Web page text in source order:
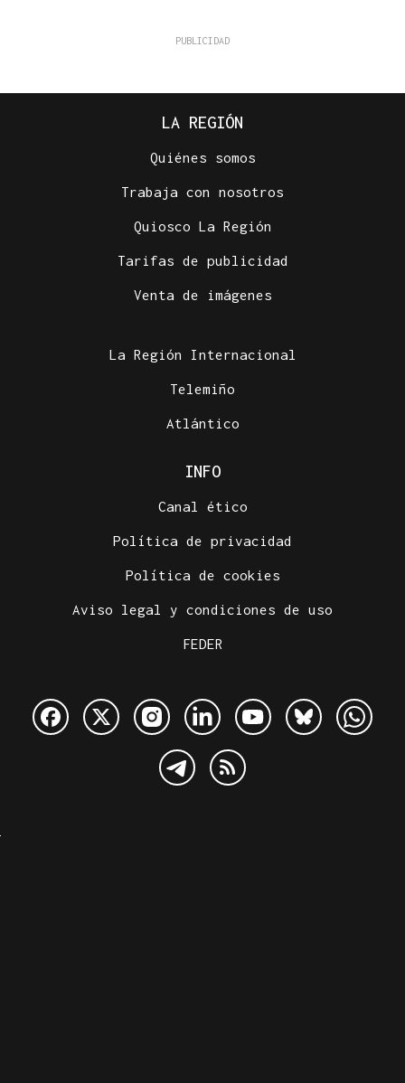
LA REGIÓN
Quiénes somos
Trabaja con nosotros
Quiosco La Región
Tarifas de publicidad
Venta de imágenes
La Región Internacional
Telemiño
Atlántico
INFO
Canal ético
Política de privacidad
Política de cookies
Aviso legal y condiciones de uso
FEDER